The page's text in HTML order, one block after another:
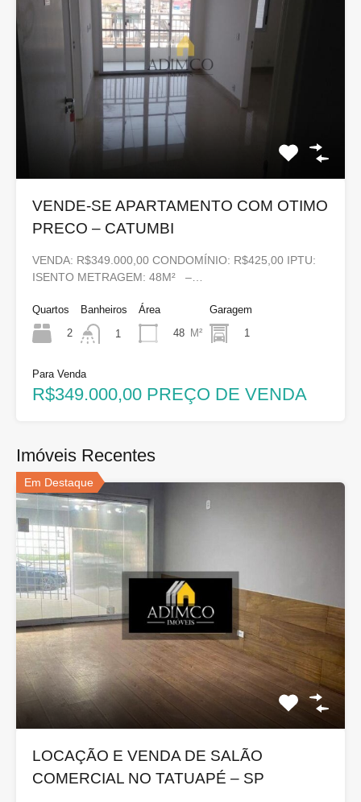
VENDE-SE APARTAMENTO COM OTIMO
PRECO – CATUMBI
VENDA: R$349.000,00 CONDOMÍNIO: R$425,00 IPTU:
ISENTO METRAGEM: 48M² –…
Quartos
2
Banheiros
1
Área
48 M²
Garagem
1
Para Venda
R$349.000,00 PREÇO DE VENDA
Imóveis Recentes
Em Destaque
LOCAÇÃO E VENDA DE SALÃO
COMERCIAL NO TATUAPÉ – SP